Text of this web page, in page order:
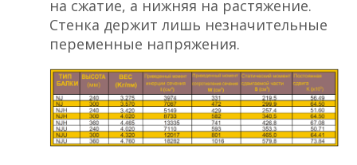
на сжатие, а нижняя на растяжение.
Стенка держит лишь незначительные
переменные напряжения.